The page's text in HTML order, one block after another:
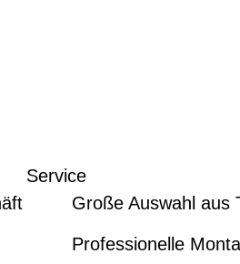
Service
Große Auswahl aus
Professionelle